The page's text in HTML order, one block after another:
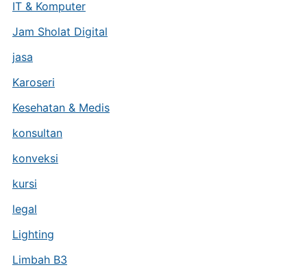
IT & Komputer
Jam Sholat Digital
jasa
Karoseri
Kesehatan & Medis
konsultan
konveksi
kursi
legal
Lighting
Limbah B3